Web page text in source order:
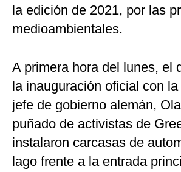
la edición de 2021, por las
medioambientales.
A primera hora del lunes, el
la inauguración oficial con
jefe de gobierno alemán,
puñado de activistas de
instalaron carcasas de
lago frente a la entrada